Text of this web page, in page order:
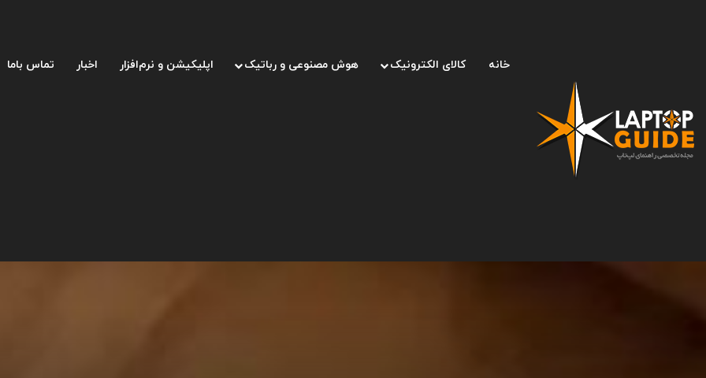
خانه کالای الکترونیک هوش مصنوعی و رباتیک اپلیکیشن و نرم‌افزار اخبار تماس باما
صفحه اصلی